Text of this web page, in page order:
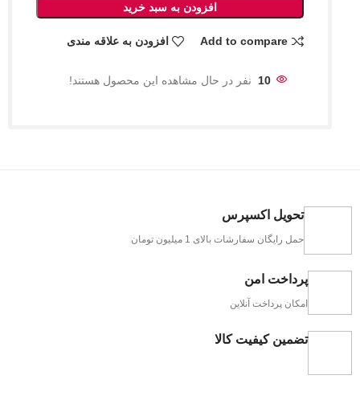
افزودن به سبد خرید
Add to compare افزودن به علاقه مندی
10 نفر در حال مشاهده این محصول هستند!
تحویل اکسپرس
حمل رایگان سفارشات بالای 1 میلیون تومان
پرداخت امن
امکان پرداخت آنلاین
تضمین کیفیت کالا